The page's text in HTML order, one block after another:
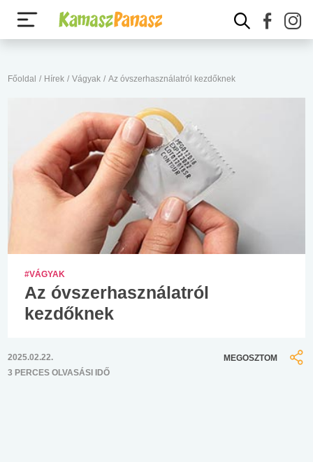
Főoldal / Hírek / Vágyak / Az óvszerhasználatról kezdőknek
#VÁGYAK
Az óvszerhasználatról
kezdőknek
2025.02.22.
3 PERCES OLVASÁSI IDŐ
MEGOSZTOM